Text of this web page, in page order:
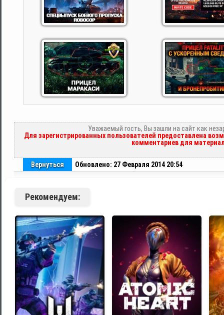
Уважаемый гость, Вы зашли на сайт как
Для зарегистрированных пользователей предоставлена
комментариев для
Вернуться Обновлено: 27 Февраля 2014 20:54
Рекомендуем: